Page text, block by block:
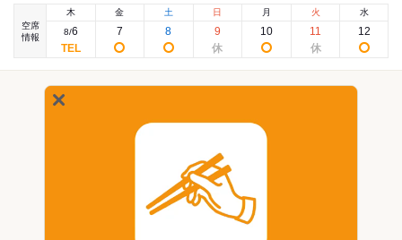
空席
情報
木
8/6
金
7
土
8
日
9
月
10
火
11
水
12